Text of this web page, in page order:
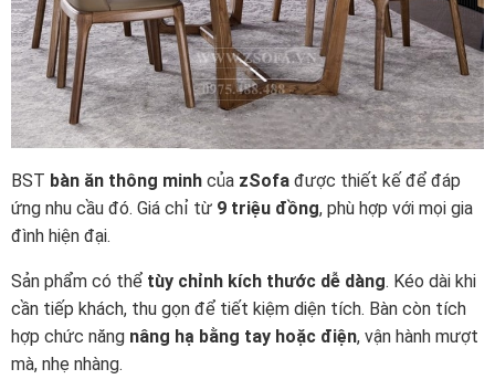
BST bàn ăn thông minh của zSofa được thiết kế để đáp
ứng nhu cầu đó. Giá chỉ từ 9 triệu đồng, phù hợp với mọi gia
đình hiện đại.
Sản phẩm có thể tùy chỉnh kích thước dễ dàng. Kéo dài khi
cần tiếp khách, thu gọn để tiết kiệm diện tích. Bàn còn tích
hợp chức năng nâng hạ bằng tay hoặc điện, vận hành mượt
mà, nhẹ nhàng.